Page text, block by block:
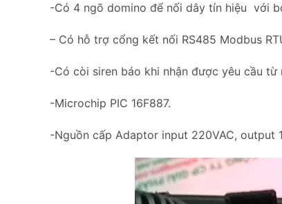
-Có 4 ngõ domino để nối dây tín hiệu với
– Có hỗ trợ cổng kết nối RS485 Modbus
-Có còi siren báo khi nhận được yêu cầu từ
-Microchip PIC 16F887.
-Nguồn cấp Adaptor input 220VAC, output